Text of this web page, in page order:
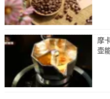
摩
壶